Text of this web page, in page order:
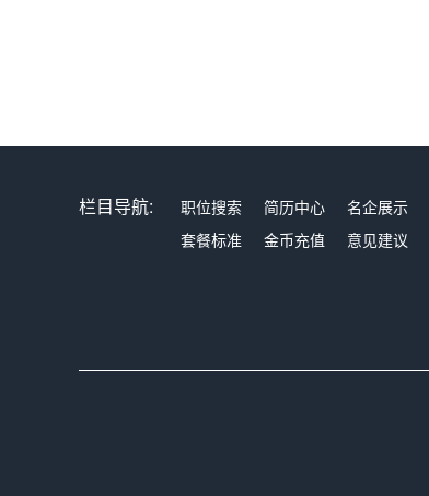
栏目导航: 职位搜索 简历中心 名企展示
套餐标准
金币充值 意见建议